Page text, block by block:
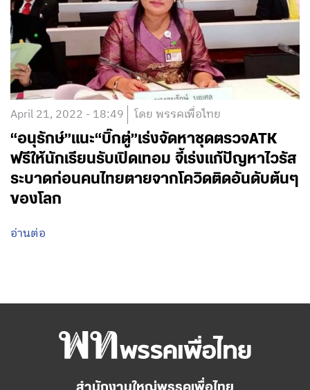
April 21, 2022 - 18:49 โดย พรรคเพื่อไทย
“อนุรักษ์”แนะ“บิ๊กตู่”เร่งจัดหาชุดตรวจATK
ฟรีให้นักเรียนรับเปิดเทอม จี้เร่งแก้ปัญหาไวรัส
ระบาดก่อนคนไทยตายจากโควิดติดอันดับต้นๆ
ของโลก
อ่านต่อ